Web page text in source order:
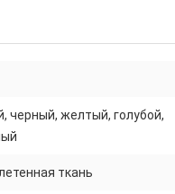
черный, желтый, голубой,
ткань